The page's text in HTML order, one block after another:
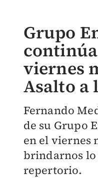
Grupo
viernes
Asalto a
Fernando
de su Grupo
en el viernes
brindarnos lo
repertorio.